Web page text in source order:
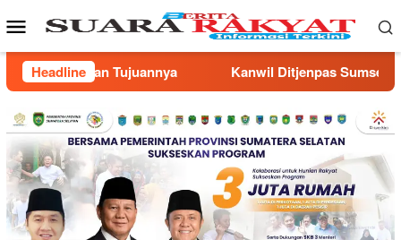
ke
Menu
Mobile
Headline
Ditjenpas Sumsel Gandeng Pimpinan Wilayah